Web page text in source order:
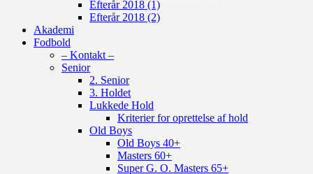
Efterår 2018 (1)
Efterår 2018 (2)
Akademi
Fodbold
– Kontakt –
Senior
2. Senior
3. Holdet
Lukkede Hold
Kriterier for oprettelse af hold
Old Boys
Old Boys 40+
Masters 60+
Super G. O. Masters 65+